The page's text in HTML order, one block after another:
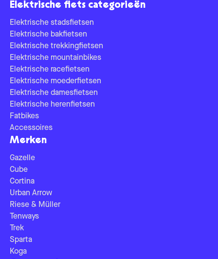
Elektrische fiets categorieën
Elektrische stadsfietsen
Elektrische bakfietsen
Elektrische trekkingfietsen
Elektrische mountainbikes
Elektrische racefietsen
Elektrische moederfietsen
Elektrische damesfietsen
Elektrische herenfietsen
Fatbikes
Accessoires
Merken
Gazelle
Cube
Cortina
Urban Arrow
Riese & Müller
Tenways
Trek
Sparta
Koga